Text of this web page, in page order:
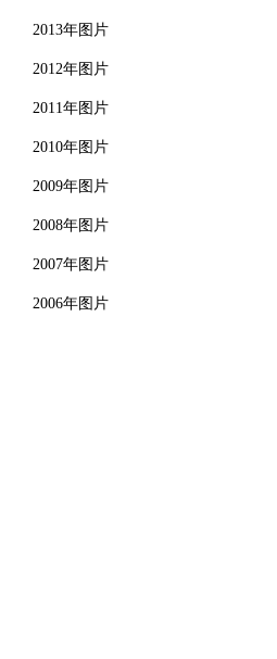
2013年图片
2012年图片
2011年图片
2010年图片
2009年图片
2008年图片
2007年图片
2006年图片